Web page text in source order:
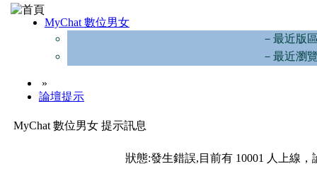
MyChat 數位男女
－最近版
－最近瀏
»
論壇提示
MyChat 數位男女 提示訊息
狀態:發生錯誤,目前有 10001 人上線